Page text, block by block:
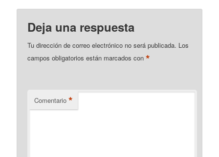
Deja una respuesta
Tu dirección de correo electrónico no será publicada. Los
campos obligatorios están marcados con*
Comentario *